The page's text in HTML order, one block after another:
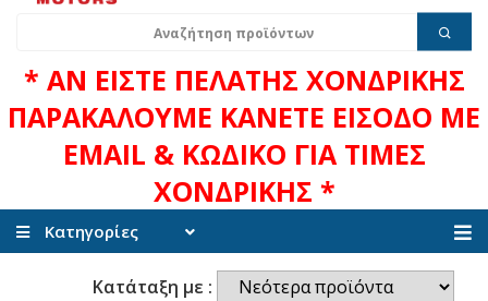
* ΑΝ ΕΙΣΤΕ ΠΕΛΑΤΗΣ ΧΟΝΔΡΙΚΗΣ
ΠΑΡΑΚΑΛΟΥΜΕ ΚΑΝΕΤΕ ΕΙΣΟΔΟ ΜΕ
EMAIL & ΚΩΔΙΚΟ ΓΙΑ ΤΙΜΕΣ
ΧΟΝΔΡΙΚΗΣ *
Κατηγορίες
Κατάταξη με :